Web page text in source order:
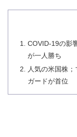
COVID-19の影
が一人勝ち
人気の米国株
ガードが首位